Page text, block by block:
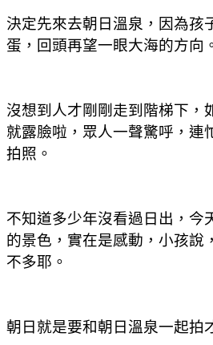
決定先來去朝日溫泉，因為孩
蛋，回頭再望一眼大海的方向
沒想到人才剛剛走到階梯下，
就露臉啦，眾人一聲驚呼，連
拍照。
不知道多少年沒看過日出，今
的景色，實在是感動，小孩說
不多耶。
朝日就是要和朝日溫泉一起拍